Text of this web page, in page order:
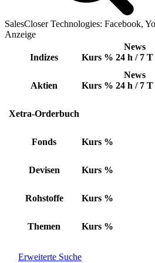
SalesCloser Technologies: Facebook,
Anzeige
Indizes Kurs %
News
24 h / 7 T
Aktien Kurs %
News
24 h / 7 T
Xetra-Orderbuch
Fonds Kurs %
Devisen Kurs %
Rohstoffe Kurs %
Themen Kurs %
Erweiterte Suche